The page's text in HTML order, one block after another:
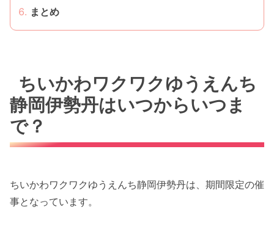
まとめ
ちいかわワクワクゆうえんち
静岡伊勢丹はいつからいつま
で？
ちいかわワクワクゆうえんち静岡伊勢丹は、期間限定の催
事となっています。